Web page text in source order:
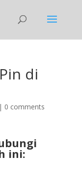
di
| 0 comments
ini: